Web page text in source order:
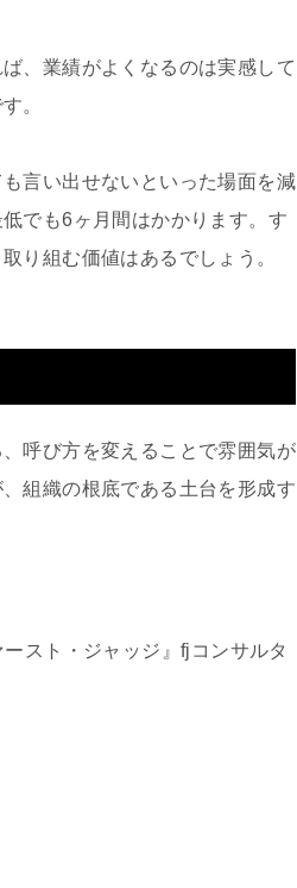
、業績がよくなるのは実感して
。
言い出せないといった場面を減
でも6ヶ月間はかかります。す
り組む価値はあるでしょう。
呼び方を変えることで雰囲気が
組織の根底である土台を形成す
スト・ジャッジ』fjコンサルタ